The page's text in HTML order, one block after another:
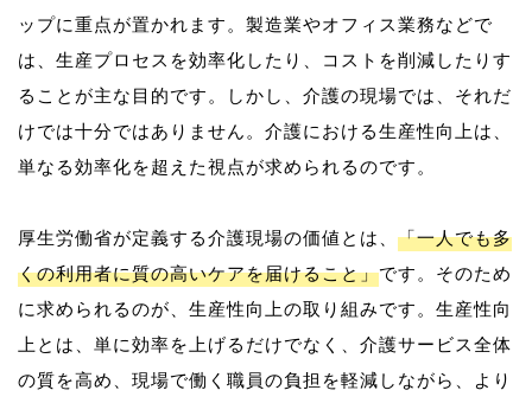
ップに重点が置かれます。製造業やオフィス業務などで
は、生産プロセスを効率化したり、コストを削減したりす
ることが主な目的です。しかし、介護の現場では、それだ
けでは十分ではありません。介護における生産性向上は、
単なる効率化を超えた視点が求められるのです。
厚生労働省が定義する介護現場の価値とは、 「一人でも多
くの利用者に質の高いケアを届けること」です。そのため
に求められるのが、生産性向上の取り組みです。生産性向
上とは、単に効率を上げるだけでなく、介護サービス全体
の質を高め、現場で働く職員の負担を軽減しながら、より